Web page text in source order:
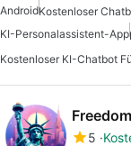
AndroidKostenloser
KI-Personalassistent-App
Kostenloser KI-Chatbot
5